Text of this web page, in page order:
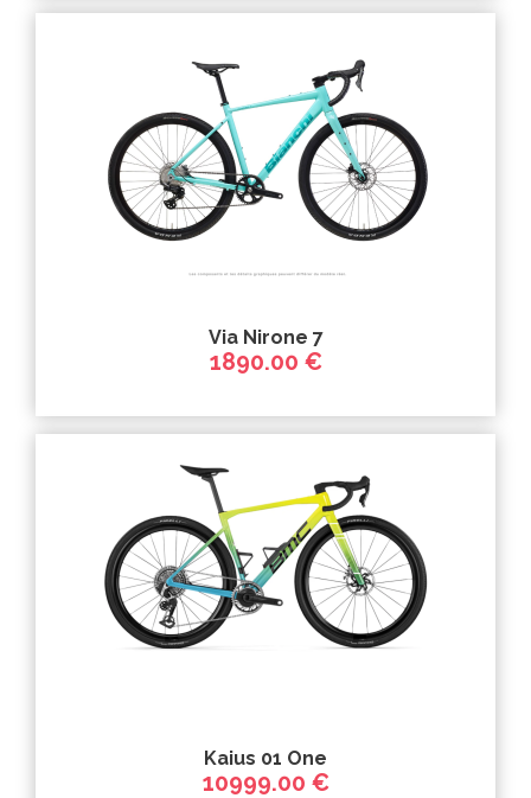
Via Nirone 7
1890.00 €
Kaius 01 One
10999.00 €